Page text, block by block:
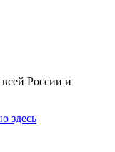
России и
здесь